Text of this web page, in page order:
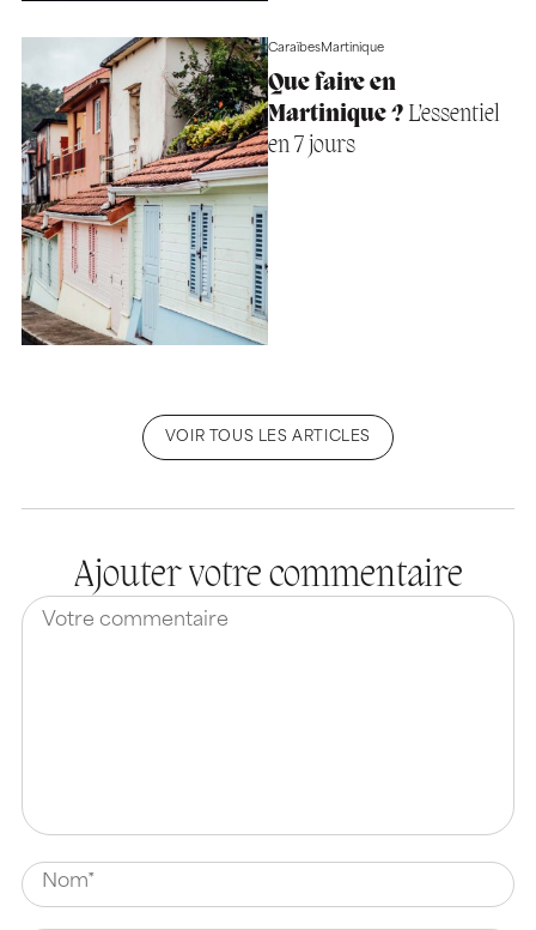
CaraïbesMartinique
Que faire en
Martinique ?L’essentiel
en 7 jours
VOIR TOUS LES ARTICLES
Ajouter votre commentaire